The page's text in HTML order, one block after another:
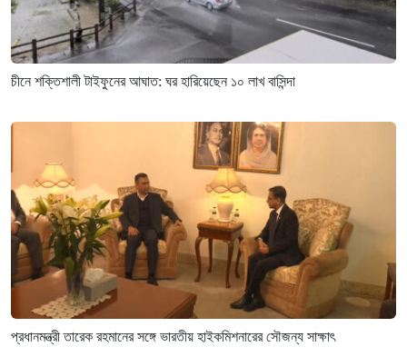
চীনে শক্তিশালী টাইফুনের আঘাত: ঘর হারিয়েছেন ১০ লাখ বাসিন্দা
প্রধানমন্ত্রী তারেক রহমানের সঙ্গে ভারতীয় হাইকমিশনারের সৌজন্য সাক্ষাৎ